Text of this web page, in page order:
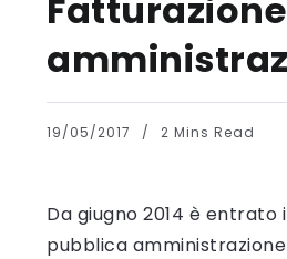
19/05/2017 2 Mins Read
Da giugno 2014 è entrato
pubblica